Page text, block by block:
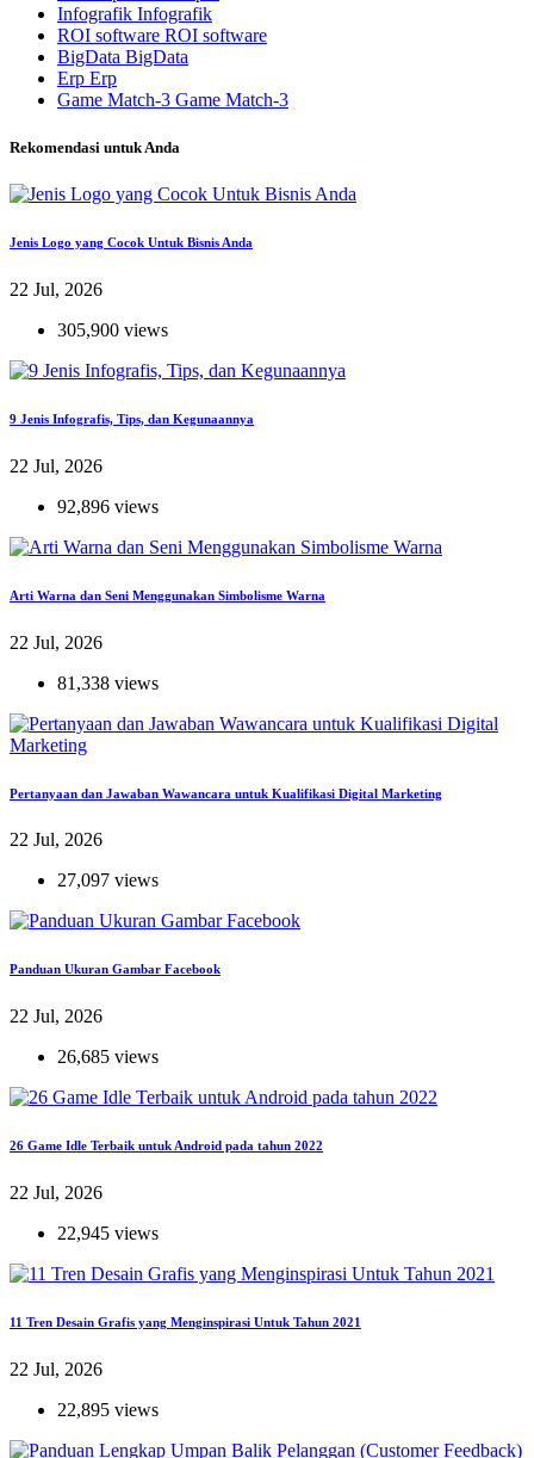
Infografik Infografik
ROI software ROI software
BigData BigData
Erp Erp
Game Match-3 Game Match-3
Rekomendasi untuk Anda
Jenis Logo yang Cocok Untuk Bisnis Anda
22 Jul, 2026
305,900 views
9 Jenis Infografis, Tips, dan Kegunaannya
22 Jul, 2026
92,896 views
Arti Warna dan Seni Menggunakan Simbolisme Warna
22 Jul, 2026
81,338 views
Pertanyaan dan Jawaban Wawancara untuk Kualifikasi Digital Marketing
22 Jul, 2026
27,097 views
Panduan Ukuran Gambar Facebook
22 Jul, 2026
26,685 views
26 Game Idle Terbaik untuk Android pada tahun 2022
22 Jul, 2026
22,945 views
11 Tren Desain Grafis yang Menginspirasi Untuk Tahun 2021
22 Jul, 2026
22,895 views